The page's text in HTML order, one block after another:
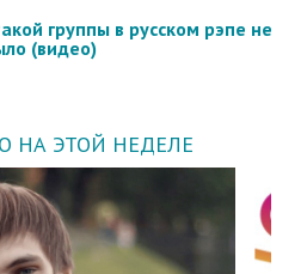
группы в русском рэпе не
(видео)
НА ЭТОЙ НЕДЕЛЕ